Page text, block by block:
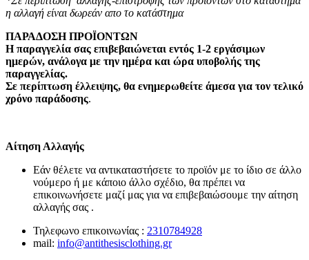
η αλλαγή είναι δωρεάν απο το κατάστημα
ΠΑΡΑΔΟΣΗ ΠΡΟΪΟΝΤΩΝ
Η παραγγελία σας επιβεβαιώνεται εντός 1-2 εργάσιμων
ημερών, ανάλογα με την ημέρα και ώρα υποβολής της
παραγγελίας.
Σε περίπτωση έλλειψης, θα ενημερωθείτε άμεσα για τον τελικό
χρόνο παράδοσης.
Αίτηση Αλλαγής
Εάν θέλετε να αντικαταστήσετε το προϊόν με το ίδιο σε άλλο
νούμερο ή με κάποιο άλλο σχέδιο, θα πρέπει να
επικοινωνήσετε μαζί μας για να επιβεβαιώσουμε την αίτηση
αλλαγής σας .
Τηλεφωνο επικοινωνίας : 2310784928
mail: info@antithesisclothing.gr